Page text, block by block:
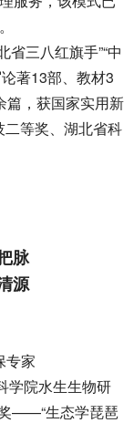
省三八红旗手”“中
著13部、教材3
篇，获国家实用新
等奖、湖北省科
脉
源
专家
学院水生生物研
——“生态学琵琶